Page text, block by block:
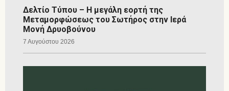
Δελτίο Τύπου – Η μεγάλη εορτή της
Μεταμορφώσεως του Σωτήρος στην Ιερά
Μονή Δρυοβούνου
7 Αυγούστου 2026